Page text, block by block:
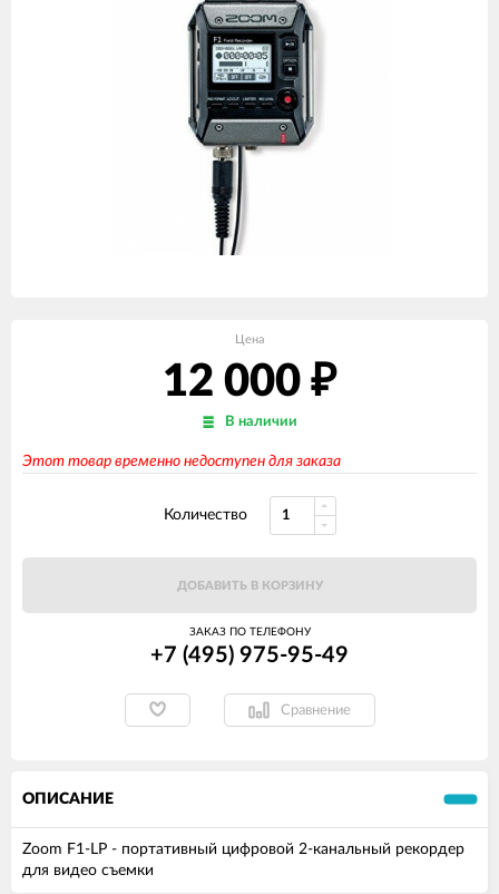
Цена
12 000 ₽
В наличии
Этот товар временно недоступен для заказа
Количество
ДОБАВИТЬ В КОРЗИНУ
ЗАКАЗ ПО ТЕЛЕФОНУ
+7 (495) 975-95-49
Сравнение
ОПИСАНИЕ
Zoom F1-LP - портативный цифровой 2-канальный рекордер
для видео съемки